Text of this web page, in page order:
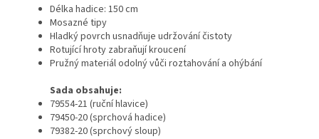
Délka hadice: 150 cm
Mosazné tipy
Hladký povrch usnadňuje udržování čistoty
Rotující hroty zabraňují kroucení
Pružný materiál odolný vůči roztahování a ohýbání
Sada obsahuje:
79554-21 (ruční hlavice)
79450-20 (sprchová hadice)
79382-20 (sprchový sloup)